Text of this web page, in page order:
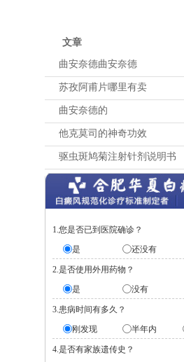
文章
曲安奈德曲安奈德
苏孜阿甫片哪里有卖
曲安奈德的
他克莫司的神奇功效
驱虫斑鸠菊注射针剂说明书
1.您是否已到医院确诊？
是
还没有
2.是否使用外用药物？
是
没有
3.患病时间有多久？
刚发现
半年内
4.是否有家族遗传史？